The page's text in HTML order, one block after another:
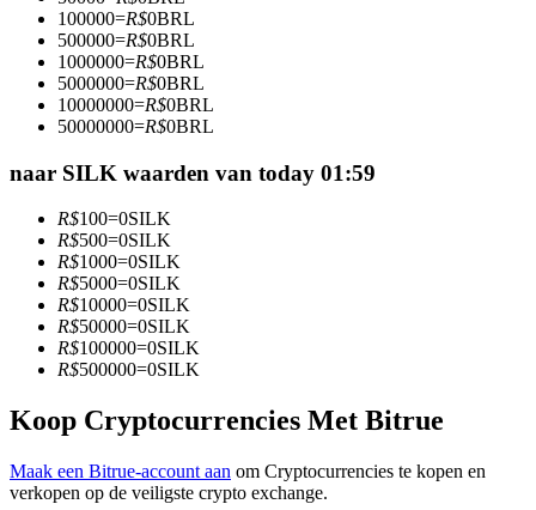
Word een Copy Trader
Big data-analyse inclusief handelsinformatie, enz.
100000=R$0BRL
500000=R$0BRL
1000000=R$0BRL
5000000=R$0BRL
10000000=R$0BRL
50000000=R$0BRL
naar SILK waarden van today 01:59
R$100=0SILK
R$500=0SILK
R$1000=0SILK
R$5000=0SILK
R$10000=0SILK
R$50000=0SILK
R$100000=0SILK
R$500000=0SILK
Koop Cryptocurrencies Met Bitrue
Maak een Bitrue-account aan om Cryptocurrencies te kopen en
verkopen op de veiligste crypto exchange.